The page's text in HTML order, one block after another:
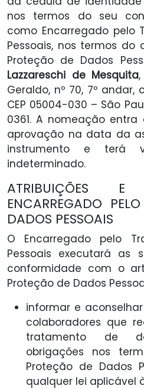
nos termos do seu
como Encarregado pelo
Pessoais, nos termos do
Proteção de Dados
Lazzareschi de Mesquita
Geraldo, nº 70, 7º andar,
CEP 05004-030 – São
0361. A nomeação
aprovação na data da
instrumento e terá
indeterminado.
ATRIBUIÇÕES
ENCARREGADO
DADOS PESSOAIS
O Encarregado pelo
Pessoais executará as
conformidade com o
Proteção de Dados
informar e
colaboradores que
tratamento de
obrigações nos
Proteção de Dados
qualquer lei aplicável